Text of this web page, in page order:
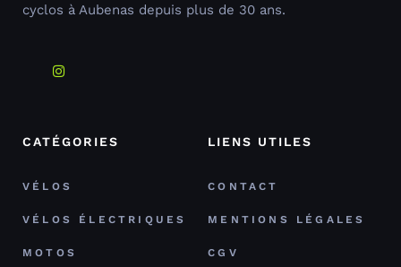
cyclos à Aubenas depuis plus de 30 ans.
CATÉGORIES
VÉLOS
VÉLOS ÉLECTRIQUES
MOTOS
LIENS UTILES
CONTACT
MENTIONS LÉGALES
CGV